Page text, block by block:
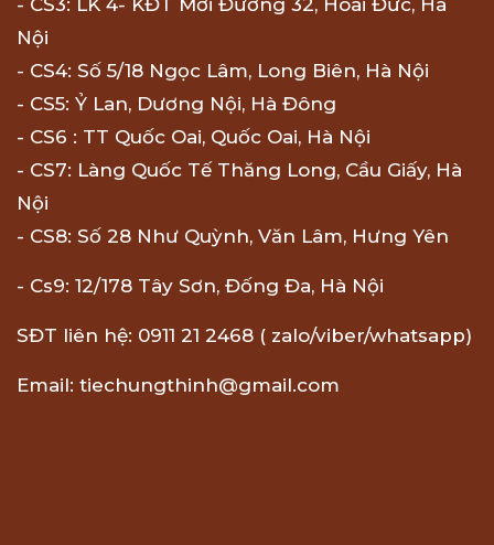
Nội
- CS4: Số 5/18 Ngọc Lâm, Long Biên, Hà Nội
- CS5: Ỷ Lan, Dương Nội, Hà Đông
- CS6 : TT Quốc Oai, Quốc Oai, Hà Nội
- CS7: Làng Quốc Tế Thăng Long, Cầu Giấy, Hà
Nội
- CS8: Số 28 Như Quỳnh, Văn Lâm, Hưng Yên
- Cs9: 12/178 Tây Sơn, Đống Đa, Hà Nội
SĐT liên hệ: 0911 21 2468 ( zalo/viber/whatsapp)
Email: tiechungthinh@gmail.com